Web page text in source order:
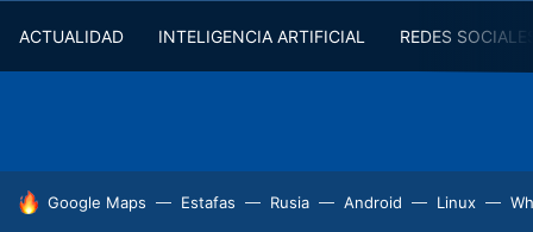
ACTUALIDAD INTELIGENCIA ARTIFICIAL REDES
HOY SE HABLA DE
Google Maps Estafas Rusia Android Linux